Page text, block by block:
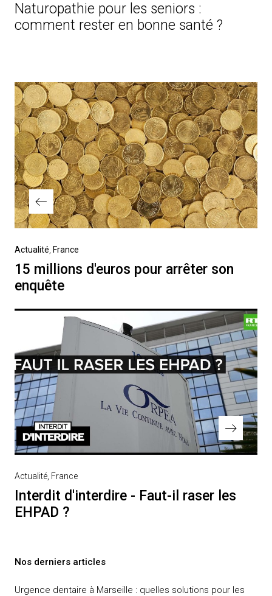
Naturopathie pour les seniors :
comment rester en bonne santé ?
navigation
Previous
Post
Actualité France
15 millions d'euros pour arrêter son
enquête
Next
Post
Actualité France
Interdit d'interdire - Faut-il raser les
EHPAD ?
Nos derniers articles
Urgence dentaire à Marseille : quelles solutions pour les